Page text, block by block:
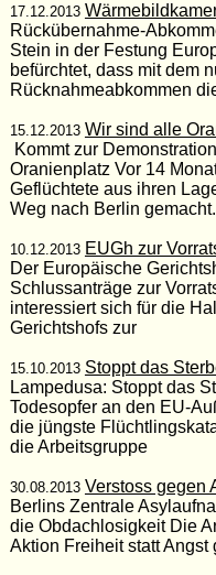
17.12.2013
Rückübernahme-
Stein in der Festung
befürchtet, dass mit dem
Rücknahmeabkommen
15.12.2013 Wir sind alle
Kommt zur
Oranienplatz Vor 14
Geflüchtete aus ihren
Weg nach Berlin
10.12.2013 EUGh zur
Der Europäische
Schlussanträge zur
interessiert sich für die
Gerichtshofs zur
15.10.2013 Stoppt das
Lampedusa: Stoppt das
Todesopfer an den EU-
die jüngste
die Arbeitsgruppe
30.08.2013 Verstoss gegen
Berlins Zentrale
die Obdachlosigkeit Die
Aktion Freiheit statt